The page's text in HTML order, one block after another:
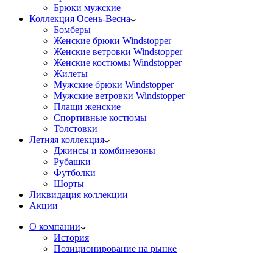
Брюки мужские
Коллекция Осень-Весна
Бомберы
Женские брюки Windstopper
Женские ветровки Windstopper
Женские костюмы Windstopper
Жилеты
Мужские брюки Windstopper
Мужские ветровки Windstopper
Плащи женские
Спортивные костюмы
Толстовки
Летняя коллекция
Джинсы и комбинезоны
Рубашки
Футболки
Шорты
Ликвидация коллекции
Акции
О компании
История
Позиционирование на рынке